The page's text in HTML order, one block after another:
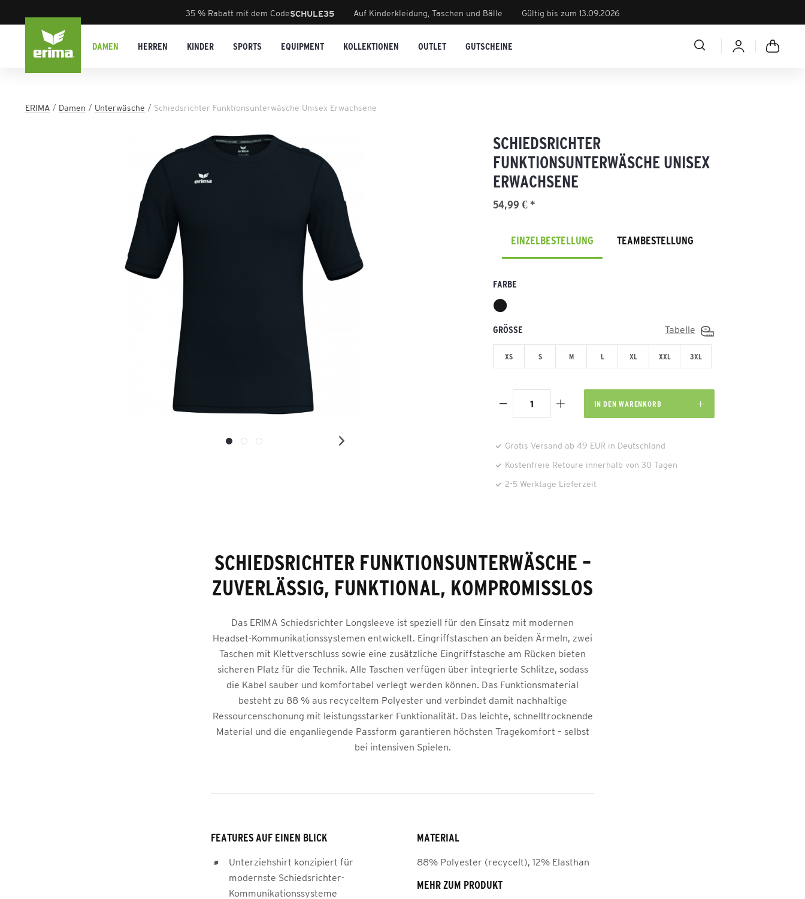
35 % Rabatt mit dem CodeSCHULE35 Auf Kinderkleidung, Taschen und Bälle Gültig bis zum 13.09.2026
DAMEN HERREN KINDER SPORTS EQUIPMENT KOLLEKTIONEN OUTLET GUTSCHEINE
ERIMA Damen Unterwäsche Schiedsrichter Funktionsunterwäsche Unisex Erwachsene
SCHIEDSRICHTER
FUNKTIONSUNTERWÄSCHE UNISEX
ERWACHSENE
54,99 € *
EINZELBESTELLUNG TEAMBESTELLUNG
FARBE
GRÖSSE Tabelle
XS S M L XL XXL 3XL
IN DEN WARENKORB
Gratis Versand ab 49 EUR in Deutschland
Kostenfreie Retoure innerhalb von 30 Tagen
2-5 Werktage Lieferzeit
SCHIEDSRICHTER FUNKTIONSUNTERWÄSCHE –
ZUVERLÄSSIG, FUNKTIONAL, KOMPROMISSLOS
Das ERIMA Schiedsrichter Longsleeve ist speziell für den Einsatz mit modernen
Headset-Kommunikationssystemen entwickelt. Eingriffstaschen an beiden Ärmeln, zwei
Taschen mit Klettverschluss sowie eine zusätzliche Eingriffstasche am Rücken bieten
sicheren Platz für die Technik. Alle Taschen verfügen über integrierte Schlitze, sodass
die Kabel sauber und komfortabel verlegt werden können. Das Funktionsmaterial
besteht zu 88 % aus recyceltem Polyester und verbindet damit nachhaltige
Ressourcenschonung mit leistungsstarker Funktionalität. Das leichte, schnelltrocknende
Material und die enganliegende Passform garantieren höchsten Tragekomfort – selbst
bei intensiven Spielen.
FEATURES AUF EINEN BLICK
Unterziehshirt konzipiert für
modernste Schiedsrichter-
Kommunikationssysteme
MATERIAL
88% Polyester (recycelt), 12% Elasthan
MEHR ZUM PRODUKT